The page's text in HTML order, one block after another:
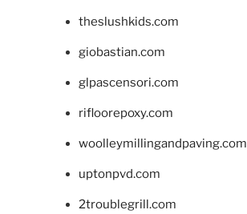
theslushkids.com
giobastian.com
glpascensori.com
rifloorepoxy.com
woolleymillingandpaving.com
uptonpvd.com
2troublegrill.com